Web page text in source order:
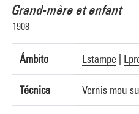
Grand-mère et enfant
1908
Ámbito Estampe
Técnica Vernis mou
Difusión de la imagen :